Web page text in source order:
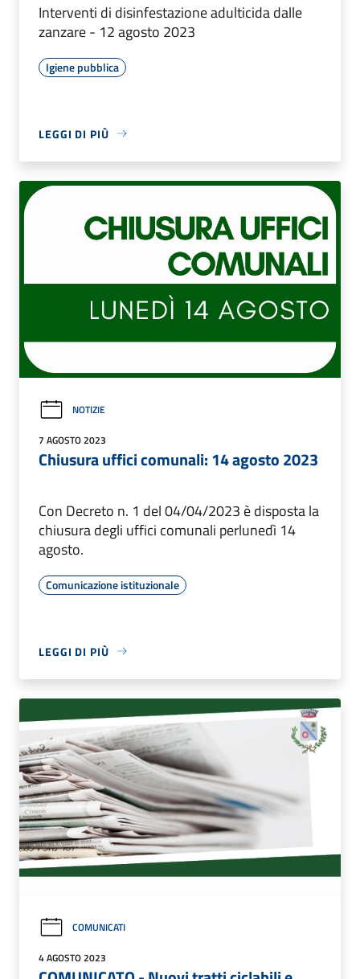
Interventi di disinfestazione adulticida dalle
zanzare - 12 agosto 2023
Igiene pubblica
LEGGI DI PIÙ
NOTIZIE
7 AGOSTO 2023
Chiusura uffici comunali: 14 agosto 2023
Con Decreto n. 1 del 04/04/2023 è disposta la
chiusura degli uffici comunali perlunedì 14
agosto.
Comunicazione istituzionale
LEGGI DI PIÙ
COMUNICATI
4 AGOSTO 2023